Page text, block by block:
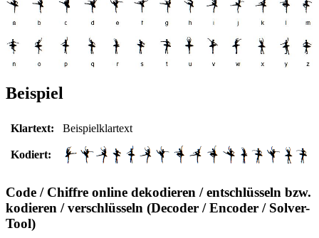
Beispiel
Klartext: Beispielklartext
Kodiert:
Code / Chiffre online dekodieren / entschlüsseln bzw.
kodieren / verschlüsseln (Decoder / Encoder / Solver-
Tool)